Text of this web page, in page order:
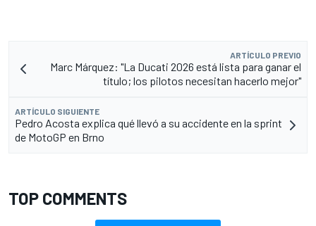
ARTÍCULO PREVIO
Marc Márquez: "La Ducati 2026 está lista para ganar el
título; los pilotos necesitan hacerlo mejor"
ARTÍCULO SIGUIENTE
Pedro Acosta explica qué llevó a su accidente en la sprint
de MotoGP en Brno
TOP COMMENTS